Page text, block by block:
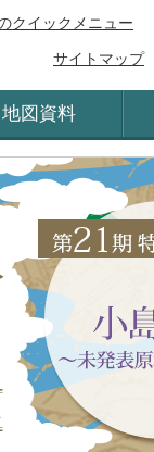
クイックメニュー
サイトマップ
図資料